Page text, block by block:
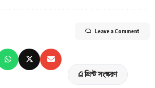
Leave a Comment
⎙ প্রিন্ট সংস্করণ